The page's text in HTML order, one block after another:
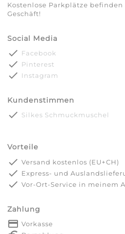
Kostenlose Parkplätze
Geschäft!
Social Media
done Facebook
done Pinterest
done Instagram
Kundenstimmen
done Silkes Schmuckmuschel
Vorteile
done Versand kostenlos (EU+CH)
done Express- und
done Vor-Ort-Service in meinem
Zahlung
payment Vorkasse